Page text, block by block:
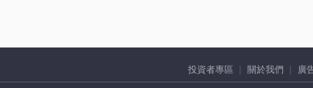
投資者專區 關於我們 廣